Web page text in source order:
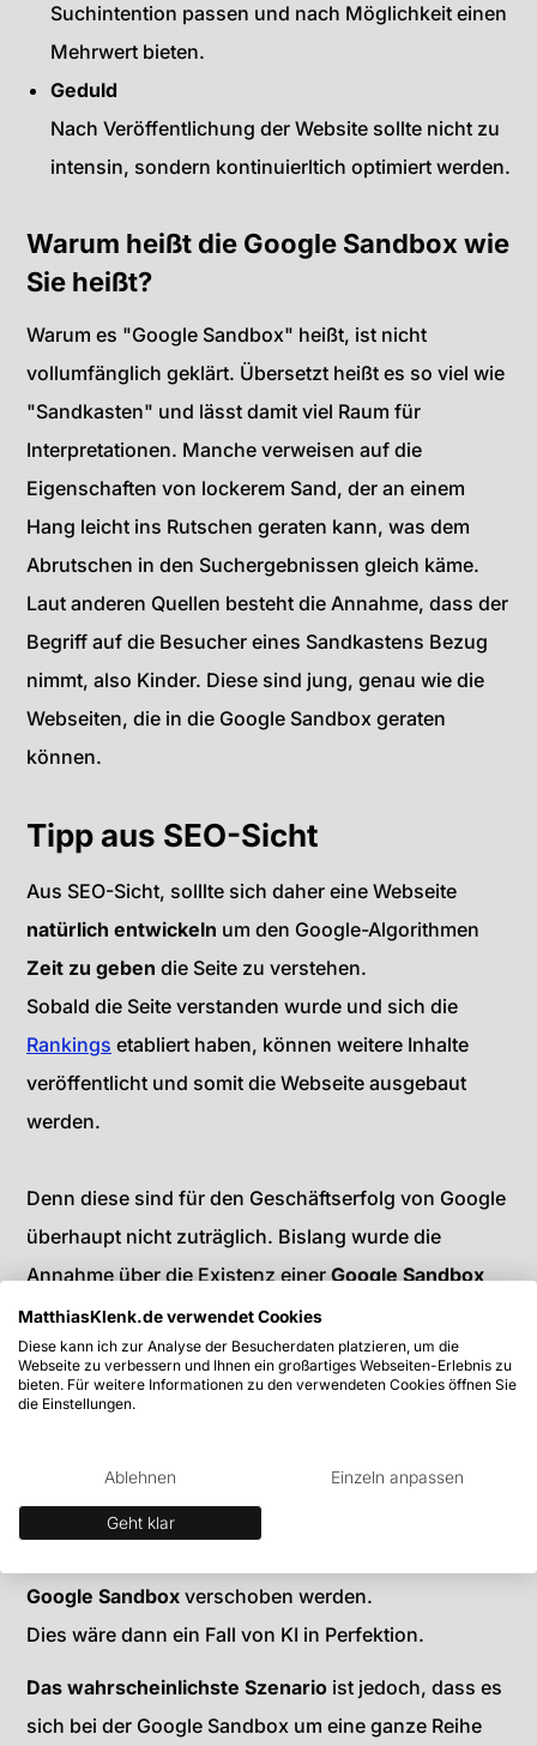
Suchintention passen und nach Möglichkeit einen
Mehrwert bieten.
Geduld
Nach Veröffentlichung der Website sollte nicht zu
intensin, sondern kontinuierltich optimiert werden.
Warum heißt die Google Sandbox wie
Sie heißt?
Warum es "Google Sandbox" heißt, ist nicht
vollumfänglich geklärt. Übersetzt heißt es so viel wie
"Sandkasten" und lässt damit viel Raum für
Interpretationen. Manche verweisen auf die
Eigenschaften von lockerem Sand, der an einem
Hang leicht ins Rutschen geraten kann, was dem
Abrutschen in den Suchergebnissen gleich käme.
Laut anderen Quellen besteht die Annahme, dass der
Begriff auf die Besucher eines Sandkastens Bezug
nimmt, also Kinder. Diese sind jung, genau wie die
Webseiten, die in die Google Sandbox geraten
können.
Tipp aus SEO-Sicht
Aus SEO-Sicht, solllte sich daher eine Webseite
natürlich entwickeln um den Google-Algorithmen
Zeit zu geben die Seite zu verstehen.
Sobald die Seite verstanden wurde und sich die
Rankings etabliert haben, können weitere Inhalte
veröffentlicht und somit die Webseite ausgebaut
werden.
Denn diese sind für den Geschäftserfolg von Google
überhaupt nicht zuträglich. Bislang wurde die
Annahme über die Existenz einerGoogle Sandbox
von den zuständigen Personen seitens Google aber
weder bestätigt noch widerrufen.
Unter Experten gibt es jedoch mehrere Vermutungen
bewussten Einführung durch Google bis hin zu
einem selbst geschaffenen Prozess durch deren
Google Sandbox verschoben werden.
Dies wäre dann ein Fall von KI in Perfektion.
Das wahrscheinlichste Szenario ist jedoch, dass es
sich bei der Google Sandbox um eine ganze Reihe
MatthiasKlenk.de verwendet Cookies
Diese kann ich zur Analyse der Besucherdaten platzieren, um die
Webseite zu verbessern und Ihnen ein großartiges Webseiten-Erlebnis zu
bieten. Für weitere Informationen zu den verwendeten Cookies öffnen Sie
die Einstellungen.
Ablehnen Einzeln anpassen
Geht klar